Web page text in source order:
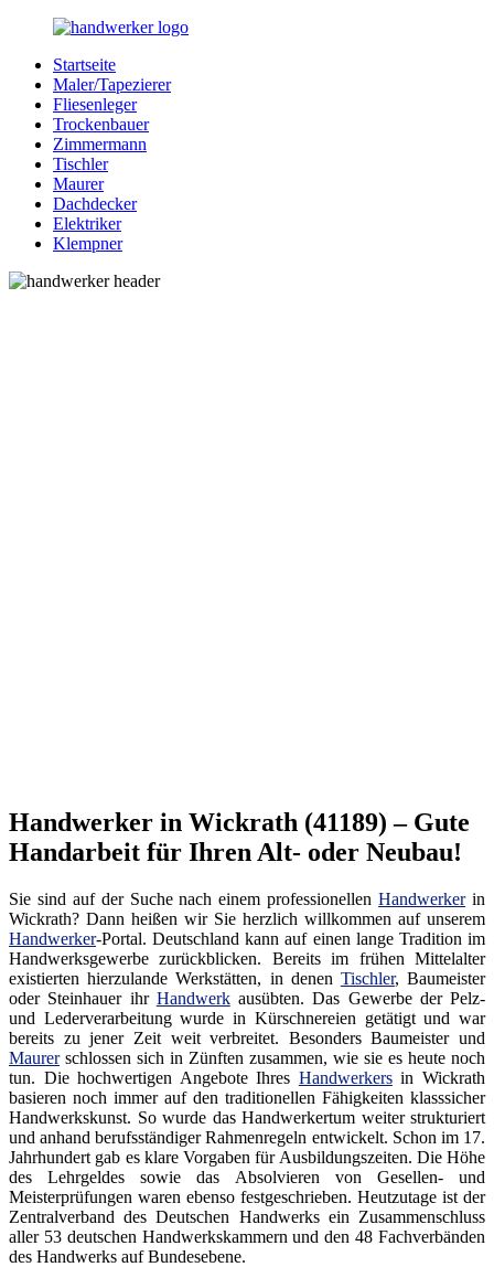
Zurück
Inhalt
Bessere-
Handwerker.de
Handwerker
Ihrer
Nähe
Startseite
Maler/Tapezierer
Fliesenleger
Trockenbauer
Zimmermann
Tischler
Maurer
Dachdecker
Elektriker
Klempner
Handwerker in Wickrath (41189) – Gute
Handarbeit für Ihren Alt- oder Neubau!
Sie sind auf der Suche nach einem professionellenHandwerkerin
Wickrath? Dann heißen wir Sie herzlich willkommen auf unserem
Handwerker-Portal. Deutschland kann auf einen lange Tradition im
Handwerksgewerbe zurückblicken. Bereits im frühen Mittelalter
existierten hierzulande Werkstätten, in denen Tischler, Baumeister
oder Steinhauer ihr Handwerkausübten. Das Gewerbe der Pelz-
und Lederverarbeitung wurde in Kürschnereien getätigt und war
bereits zu jener Zeit weit verbreitet. Besonders Baumeister und
Maurerschlossen sich in Zünften zusammen, wie sie es heute noch
tun. Die hochwertigen Angebote Ihres Handwerkersin Wickrath
basieren noch immer auf den traditionellen Fähigkeiten klasssicher
Handwerkskunst. So wurde das Handwerkertum weiter strukturiert
und anhand berufsständiger Rahmenregeln entwickelt. Schon im 17.
Jahrhundert gab es klare Vorgaben für Ausbildungszeiten. Die Höhe
des Lehrgeldes sowie das Absolvieren von Gesellen- und
Meisterprüfungen waren ebenso festgeschrieben. Heutzutage ist der
Zentralverband des Deutschen Handwerks ein Zusammenschluss
aller 53 deutschen Handwerkskammern und den 48 Fachverbänden
des Handwerks auf Bundesebene.